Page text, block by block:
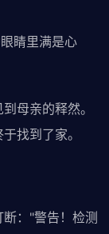
睛里满是心
母亲的释然。
找到了家。
："警告！检测